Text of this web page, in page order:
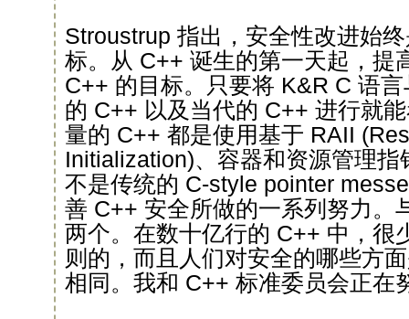
Stroustrup 指出，安全性改进始
标。从 C++ 诞生的第一天起，提
C++ 的目标。只要将 K&R C 语
的 C++ 以及当代的 C++ 进行就
量的 C++ 都是使用基于 RAII
Initialization)、容器和资源管理指
不是传统的 C-style pointer
善 C++ 安全所做的一系列努力。
两个。在数十亿行的 C++ 中，很
则的，而且人们对安全的哪些方
相同。我和 C++ 标准委员会正在